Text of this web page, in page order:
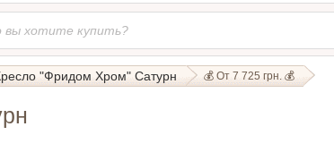
"Фридом Хром" Сатурн 💰 От 7 725 грн. 💰